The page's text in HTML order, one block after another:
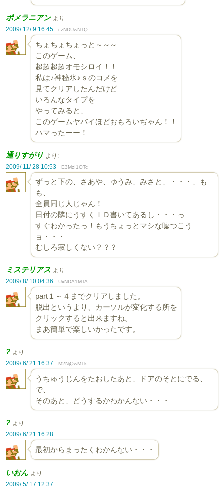
ポメラニアン より:
2009/ 12/ 9 16:45
czNDUwNTQ
ちょちょちょっと～～～
このゲーム、
超超超超オモシロイ！！
私は♪神秘氷♪ｓのコメを
見てクリアしたんだけど
いろんなタイプを
やってみると、
このゲームヤバイほどおもろいぢゃん！！
ハマったーー！
通りすがり より:
2009/ 11/ 28 10:53
E3MzI1OTc
ずっと下の、さあや、ゆうみ、みさと、・・・、も
も、
全員同じ人じゃん！
日付の隣にうすくＩＤ書いてあるし・・・っ
すぐわかったっ！もうちょっとマシな嘘つこう
ョ・・・
むしろ寂しくない？？？
ミステリアス より:
2009/ 8/ 10 04:36
UxNDA1MTA
part１～４までクリアしました。
脱出というより、カーソルが変化する所を
クリックすると出来ますね。
まあ簡単で楽しいかったです。
? より:
2009/ 6/ 21 16:37
M2NjQwMTk
うちゅうじんをたおしたあと、ドアのそとにでる、
で、
そのあと、どうするかわかんない・・・
? より:
2009/ 6/ 21 16:28
==
最初からまったくわかんない・・・
いおん より:
2009/ 5/ 17 12:37
==